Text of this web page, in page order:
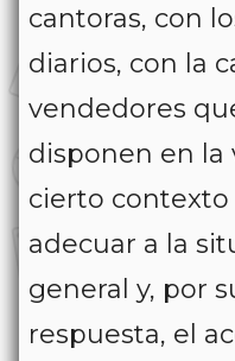
cantoras, con
diarios, con la
vendedores
disponen en la
cierto
adecuar a la
general y, por
respuesta, el